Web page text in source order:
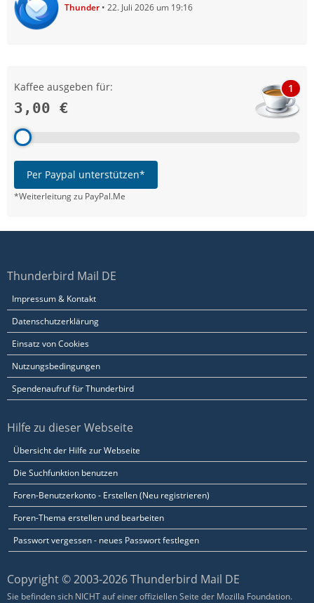
Thunder 22. Juli 2026 um 19:16
Kaffee ausgeben für:
3,00 €
1
Per Paypal unterstützen*
*Weiterleitung zu PayPal.Me
Thunderbird Mail DE
Impressum & Kontakt
Datenschutzerklärung
Einsatz von Cookies
Nutzungsbedingungen
Spendenaufruf für Thunderbird
Hilfe zu dieser Webseite
Übersicht der Hilfe zur Webseite
Die Suchfunktion benutzen
Foren-Benutzerkonto - Erstellen (Neu registrieren)
Foren-Thema erstellen und bearbeiten
Passwort vergessen - neues Passwort festlegen
Copyright © 2003-2026 Thunderbird Mail DE
Sie befinden sich NICHT auf einer offiziellen Seite der Mozilla Foundation.